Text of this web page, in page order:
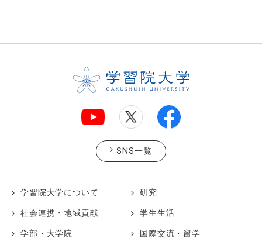
SNS一覧
学習院大学について 研究
社会連携・地域貢献 学生生活
学部・大学院 国際交流・留学